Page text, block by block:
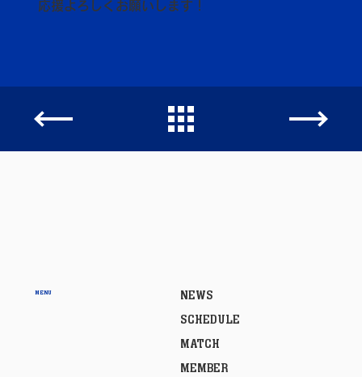
応援よろしくお願いします！
NEWS
SCHEDULE
MATCH
MEMBER
MENU